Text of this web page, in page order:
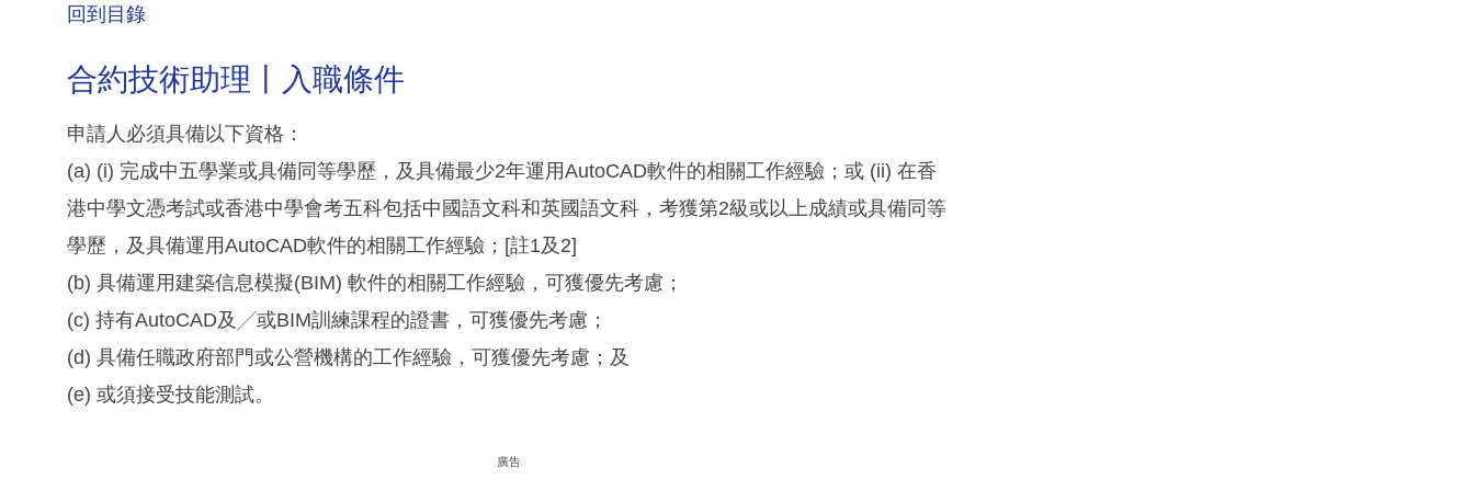
回到目錄
合約技術助理丨入職條件
申請人必須具備以下資格：
(a) (i) 完成中五學業或具備同等學歷，及具備最少2年運用AutoCAD軟件的相關工作經驗；或 (ii) 在香
港中學文憑考試或香港中學會考五科包括中國語文科和英國語文科，考獲第2級或以上成績或具備同等
學歷，及具備運用AutoCAD軟件的相關工作經驗；[註1及2]
(b) 具備運用建築信息模擬(BIM) 軟件的相關工作經驗，可獲優先考慮；
(c) 持有AutoCAD及╱或BIM訓練課程的證書，可獲優先考慮；
(d) 具備任職政府部門或公營機構的工作經驗，可獲優先考慮；及
(e) 或須接受技能測試。
廣告